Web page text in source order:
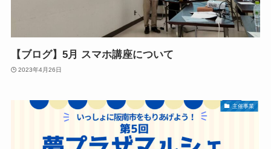
【ブログ】5月 スマホ講座について
2023年4月26日
主催事業